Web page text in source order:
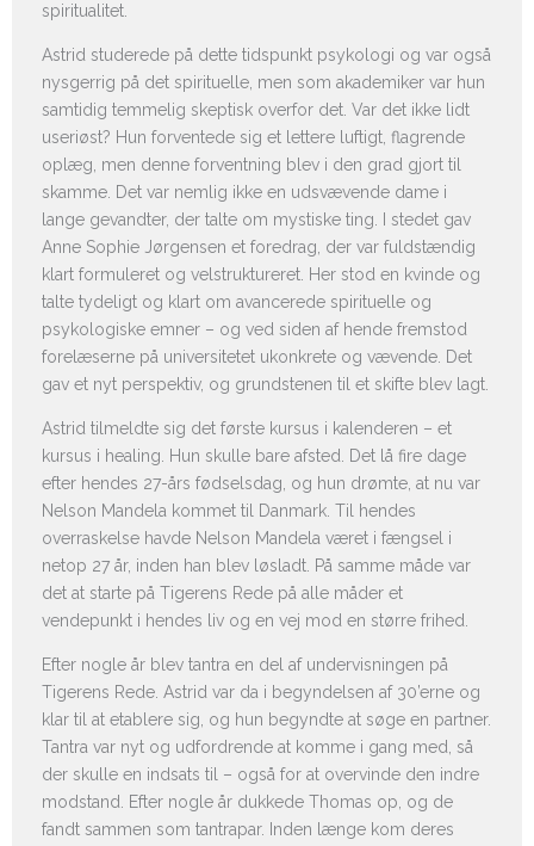
spiritualitet.
Astrid studerede på dette tidspunkt psykologi og var også
nysgerrig på det spirituelle, men som akademiker var hun
samtidig temmelig skeptisk overfor det. Var det ikke lidt
useriøst? Hun forventede sig et lettere luftigt, flagrende
oplæg, men denne forventning blev i den grad gjort til
skamme. Det var nemlig ikke en udsvævende dame i
lange gevandter, der talte om mystiske ting. I stedet gav
Anne Sophie Jørgensen et foredrag, der var fuldstændig
klart formuleret og velstruktureret. Her stod en kvinde og
talte tydeligt og klart om avancerede spirituelle og
psykologiske emner – og ved siden af hende fremstod
forelæserne på universitetet ukonkrete og vævende. Det
gav et nyt perspektiv, og grundstenen til et skifte blev lagt.
Astrid tilmeldte sig det første kursus i kalenderen – et
kursus i healing. Hun skulle bare afsted. Det lå fire dage
efter hendes 27-års fødselsdag, og hun drømte, at nu var
Nelson Mandela kommet til Danmark. Til hendes
overraskelse havde Nelson Mandela været i fængsel i
netop 27 år, inden han blev løsladt. På samme måde var
det at starte på Tigerens Rede på alle måder et
vendepunkt i hendes liv og en vej mod en større frihed.
Efter nogle år blev tantra en del af undervisningen på
Tigerens Rede. Astrid var da i begyndelsen af 30’erne og
klar til at etablere sig, og hun begyndte at søge en partner.
Tantra var nyt og udfordrende at komme i gang med, så
der skulle en indsats til – også for at overvinde den indre
modstand. Efter nogle år dukkede Thomas op, og de
fandt sammen som tantrapar. Inden længe kom deres